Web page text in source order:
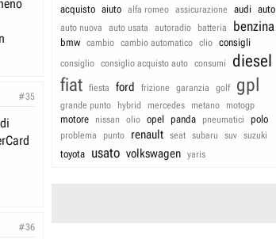
#35
#36
acquisto aiuto alfa romeo assicurazione audi auto
auto nuova auto usata autoradio batteria benzina
bmw cambio cambio automatico clio consigli
consiglio consiglio acquisto auto consumi diesel
fiat fiesta ford frizione garanzia golf gpl
grande punto hybrid mercedes metano motogp
motore nissan olio opel panda pneumatici polo
problema punto renault seat subaru suv suzuki
toyota usato volkswagen yaris